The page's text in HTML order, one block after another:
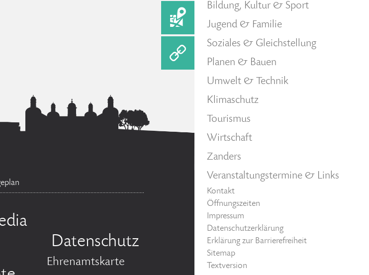
Datenschutz
Ehrenamtskarte
Bildung, Kultur & Sport
Jugend & Familie
Soziales & Gleichstellung
Planen & Bauen
Umwelt & Technik
Klimaschutz
Tourismus
Wirtschaft
Zanders
Veranstaltungstermine & Links
Kontakt
Öffnungszeiten
Impressum
Datenschutzerklärung
Erklärung zur Barrierefreiheit
Sitemap
Textversion